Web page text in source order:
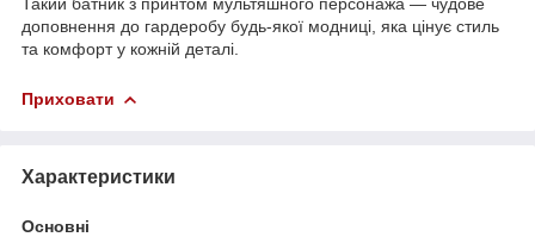
доповнення до гардеробу будь-якої модниці, яка цінує стиль
та комфорт у кожній деталі.
Приховати
Характеристики
Основні